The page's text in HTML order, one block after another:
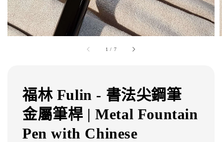
1 / 7
福林 Fulin - 書法尖鋼筆
金屬筆桿 | Metal Fountain
Pen with Chinese